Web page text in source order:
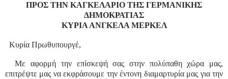
ΠΡΟΣ ΤΗΝ ΚΑΓΚΕΛΑΡΙΟ ΤΗΣ ΓΕΡΜΑΝΙΚΗΣ
ΔΗΜΟΚΡΑΤΙΑΣ
ΚΥΡΙΑ ΑΝΓΚΕΛΑ ΜΕΡΚΕΛ
Κυρία Πρωθυπουργέ,
Με αφορμή την επίσκεψή σας στην πολύπαθη χώρα μας,
επιτρέψτε μας να εκφράσουμε την έντονη διαμαρτυρία μας για την